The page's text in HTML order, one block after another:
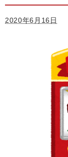
2020年6月16日